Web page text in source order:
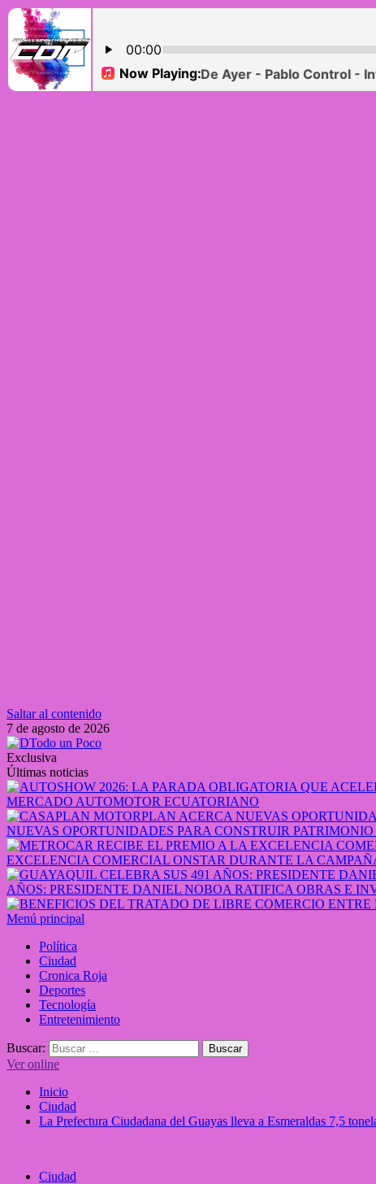
Saltar al contenido
7 de agosto de 2026
Exclusiva
Últimas noticias
MERCADO AUTOMOTOR ECUATORIANO
NUEVAS OPORTUNIDADES PARA CONSTRUIR
EXCELENCIA COMERCIAL ONSTAR DURANTE LA
AÑOS: PRESIDENTE DANIEL NOBOA RATIFICA OBRAS E
Menú principal
Política
Ciudad
Cronica Roja
Deportes
Tecnología
Entretenimiento
Buscar:
Ver online
Inicio
Ciudad
La Prefectura Ciudadana del Guayas lleva a Esmeraldas 7,5
Ciudad